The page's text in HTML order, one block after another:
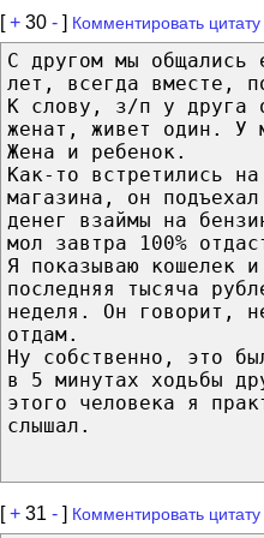
[+ 30 - ] Комментировать
С другом мы общались
лет, всегда вместе,
К слову, з/п у друга
женат, живет один. У
Жена и ребенок.
Как-то встретились
магазина, он
денег взаймы на
мол завтра 100%
Я показываю кошелек
последняя тысяча
неделя. Он говорит,
отдам.
Ну собственно, это
в 5 минутах ходьбы
этого человека я
слышал.
[+ 31 - ] Комментировать